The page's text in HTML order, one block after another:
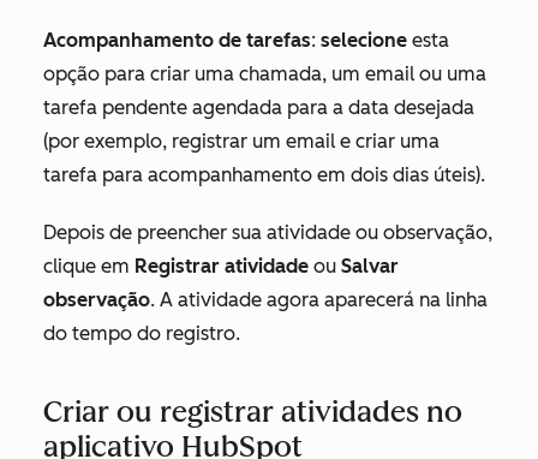
Acompanhamento de tarefas: selecione esta
opção para criar uma chamada, um email ou uma
tarefa pendente agendada para a data desejada
(por exemplo, registrar um email e criar uma
tarefa para acompanhamento em dois dias úteis).
Depois de preencher sua atividade ou observação,
clique em Registrar atividade ou Salvar
observação. A atividade agora aparecerá na linha
do tempo do registro.
Criar ou registrar atividades no
aplicativo HubSpot